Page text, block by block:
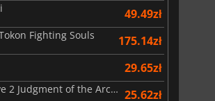
49.49zł
Fighting Souls 175.14zł
29.65zł
HellSlave 2 Judgment of the Archon 25.62zł